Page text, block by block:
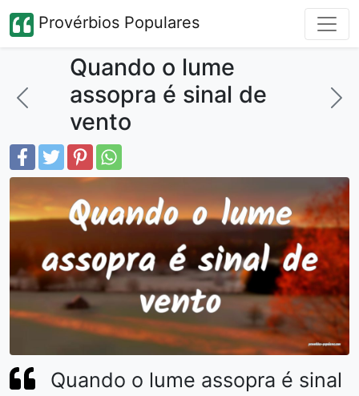
Provérbios Populares
Quando o lume
assopra é sinal de
vento
Quando o lume assopra é sinal